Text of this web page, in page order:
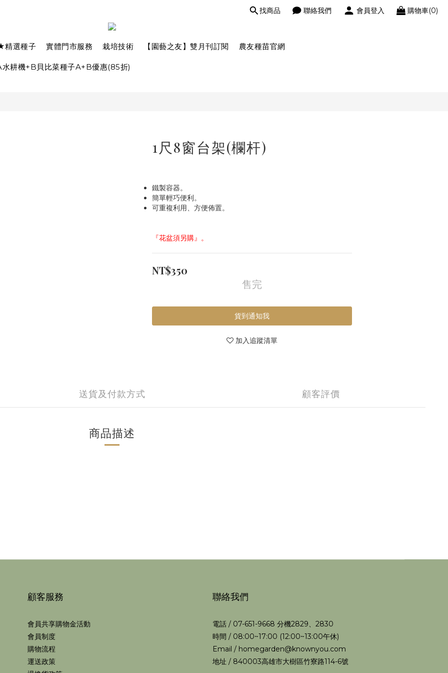
找商品 聯絡我們 會員登入 購物車(0)
精選種子 實體門市服務 栽培技術 【園藝之友】雙月刊訂閱 農友種苗官網
耕機+B貝比菜種子A+B優惠(85折)
1尺8窗台架(欄杆)
鐵製容器。
簡單輕巧便利。
可重複利用、方便佈置。
『花盆須另購』。
NT$350
售完
貨到通知我
加入追蹤清單
送貨及付款方式 顧客評價
商品描述
顧客服務
會員共享購物金活動
會員制度
購物流程
運送政策
聯絡我們
電話 / 07-651-9668 分機2829、2830
時間 / 08:00~17:00 (12:00~13:00午休)
Email / homegarden@knownyou.com
地址 / 840003高雄市大樹區竹寮路114-6號